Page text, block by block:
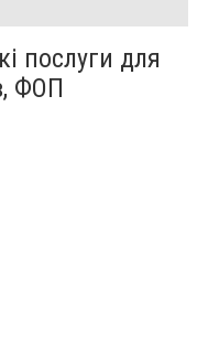
послуги для
ФОП